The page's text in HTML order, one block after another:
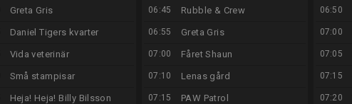
Greta Gris
Daniel Tigers kvarter
Vida veterinär
Små stampisar
Heja! Heja! Billy Bilsson
06:45 Rubble & Crew
06:55 Greta Gris
07:00 Fåret Shaun
07:10 Lenas gård
07:15 PAW Patrol
06:50
07:00
07:05
07:15
07:20